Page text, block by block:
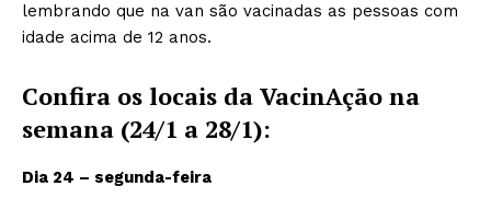
lembrando que na van são vacinadas as pessoas com
idade acima de 12 anos.
Confira os locais da VacinAção na
semana (24/1 a 28/1):
Dia 24 – segunda-feira